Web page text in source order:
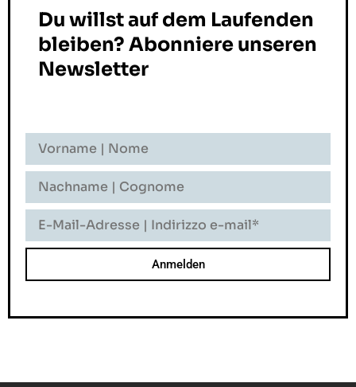
Du willst auf dem Laufenden
bleiben? Abonniere unseren
Newsletter
Vorname
Nome
Nachname
Cognome
E-
Mail-
Adresse
-
E-